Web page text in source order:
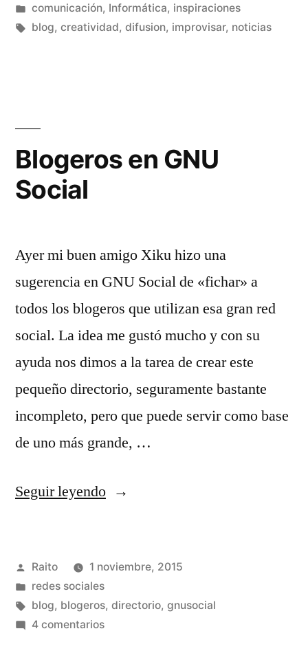
por
Publicado
en
comunicación, Informática, inspiraciones
Etiquetas:
blog, creatividad, difusion, improvisar, noticias
Blogeros en GNU
Social
Ayer mi buen amigo Xiku hizo una
sugerencia en GNU Social de «fichar» a
todos los blogeros que utilizan esa gran red
social. La idea me gustó mucho y con su
ayuda nos dimos a la tarea de crear este
pequeño directorio, seguramente bastante
incompleto, pero que puede servir como base
de uno más grande, …
Seguir leyendo«Blogeros
Social»
Publicado
por
Raito
1 noviembre, 2015
Publicado
en
redes sociales
Etiquetas:
blog, blogeros, directorio, gnusocial
4 comentariosen